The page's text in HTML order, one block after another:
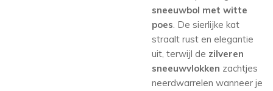
sneeuwbol met witte
poes. De sierlijke kat
straalt rust en elegantie
uit, terwijl de zilveren
sneeuwvlokken zachtjes
neerdwarrelen wanneer je